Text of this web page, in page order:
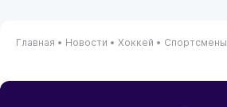
Главная • Новости • Хоккей • Спортсмены